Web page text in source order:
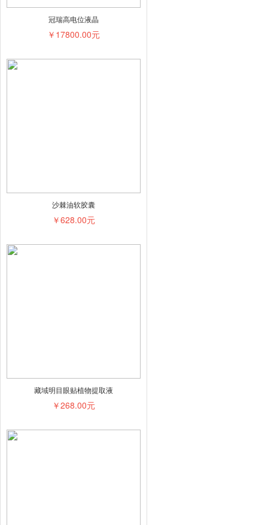
冠瑞高电位液晶
￥17800.00元
沙棘油软胶囊
￥628.00元
藏域明目眼贴植物提取液
￥268.00元